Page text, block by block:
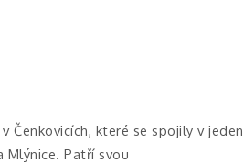
Čenkovicích, které se spojily v jeden
Mlýnice. Patří svou